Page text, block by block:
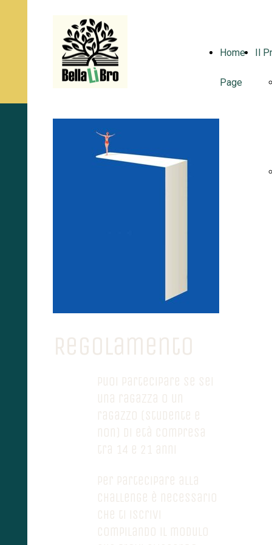
Home
Page
Il
Regolamento
Puoi partecipare se sei
una ragazza o un
ragazzo (studente e
non) di età compresa
tra 14 e 21 anni
Per partecipare alla
challenge è necessario
che ti iscrivi
compilando il modulo